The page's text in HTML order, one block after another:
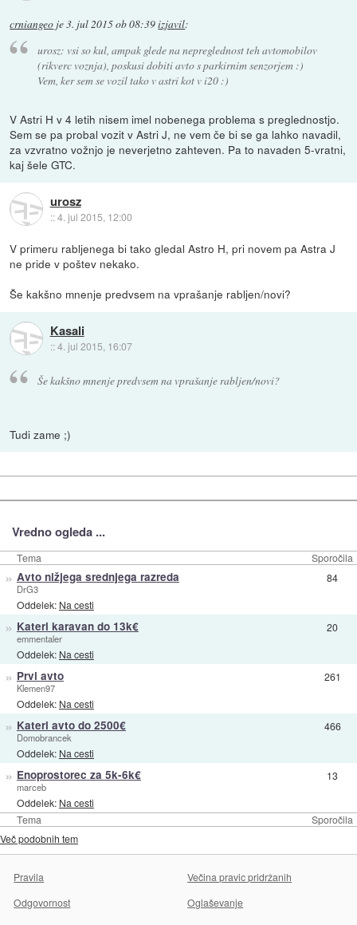
crniangeo je3. jul 2015 ob 08:39izjavil:
urosz: vsi so kul, ampak glede na nepreglednost teh avtomobilov
(rikverc voznja), poskusi dobiti avto s parkirnim senzorjem :)
Vem, ker sem se vozil tako v astri kot v i20 :)
V Astri H v 4 letih nisem imel nobenega problema s preglednostjo.
Sem se pa probal vozit v Astri J, ne vem če bi se ga lahko navadil,
za vzvratno vožnjo je neverjetno zahteven. Pa to navaden 5-vratni,
kaj šele GTC.
urosz
::4. jul 2015, 12:00
V primeru rabljenega bi tako gledal Astro H, pri novem pa Astra J
ne pride v poštev nekako.
Še kakšno mnenje predvsem na vprašanje rabljen/novi?
Kasali
::4. jul 2015, 16:07
Še kakšno mnenje predvsem na vprašanje rabljen/novi?
Tudi zame ;)
Vredno ogleda ...
Tema Sporočila
Tema Sporočila
» Avto nižjega srednjega razreda
DrG3
Oddelek: Na cesti
84
» Kateri karavan do 13k€
emmentaler
Oddelek: Na cesti
20
» Prvi avto
Klemen97
Oddelek: Na cesti
261
» Kateri avto do 2500€
Domobrancek
Oddelek: Na cesti
466
» Enoprostorec za 5k-6k€
marceb
Oddelek: Na cesti
13
Več podobnih tem
Pravila
Večina pravic pridržanih
Odgovornost
Oglaševanje